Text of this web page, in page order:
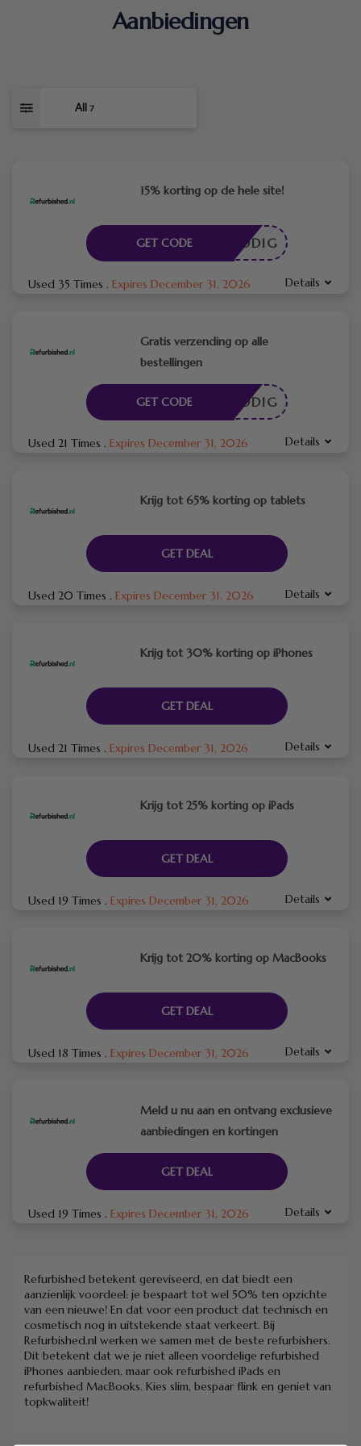
Aanbiedingen
All 7
15% korting op de hele site!
DE NODIG
GET CODE
Used 35 Times . Expires December 31, 2026 Details
Gratis verzending op alle
bestellingen
DE NODIG
GET CODE
Used 21 Times . Expires December 31, 2026 Details
Krijg tot 65% korting op tablets
GET DEAL
Used 20 Times . Expires December 31, 2026 Details
Krijg tot 30% korting op iPhones
GET DEAL
Used 21 Times . Expires December 31, 2026 Details
Krijg tot 25% korting op iPads
GET DEAL
Used 19 Times . Expires December 31, 2026 Details
Krijg tot 20% korting op MacBooks
GET DEAL
Used 18 Times . Expires December 31, 2026 Details
Meld u nu aan en ontvang exclusieve
aanbiedingen en kortingen
GET DEAL
Used 19 Times . Expires December 31, 2026 Details
Refurbished betekent gereviseerd, en dat biedt een
aanzienlijk voordeel: je bespaart tot wel 50% ten opzichte
van een nieuwe! En dat voor een product dat technisch en
cosmetisch nog in uitstekende staat verkeert. Bij
Refurbished.nl werken we samen met de beste refurbishers.
Dit betekent dat we je niet alleen voordelige refurbished
iPhones aanbieden, maar ook refurbished iPads en
refurbished MacBooks. Kies slim, bespaar flink en geniet van
topkwaliteit!